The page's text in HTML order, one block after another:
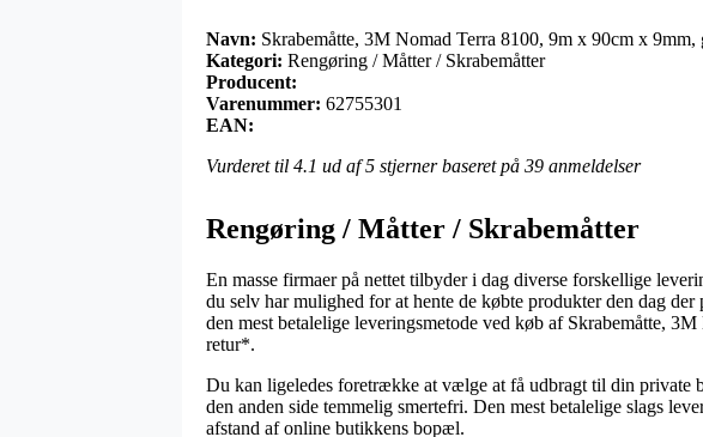
Navn: Skrabemåtte, 3M Nomad Terra 8100, 9m x 90cm x
Kategori: Rengøring / Måtter / Skrabemåtter
Producent:
Varenummer: 62755301
EAN:
Vurderet til 4.1 ud af 5 stjerner baseret på 39 anmeldelser
Rengøring / Måtter / Skrabemåtter
En masse firmaer på nettet tilbyder i dag diverse forskellige
du selv har mulighed for at hente de købte produkter den dag
den mest betalelige leveringsmetode ved køb af Skrabemåtte,
retur*.
Du kan ligeledes foretrække at vælge at få udbragt til din private
den anden side temmelig smertefri. Den mest betalelige slags
afstand af online butikkens bopæl.